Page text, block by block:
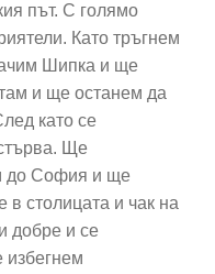
път. С голямо
Като тръгнем
Шипка и ще
и ще останем да
като се
Ще
до София и ще
столицата и чак на
добре и се